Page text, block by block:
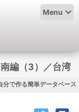
Menu
編（3）／台湾
分で作る簡単データベース